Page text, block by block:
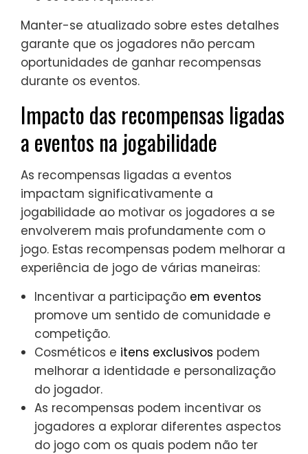
Manter-se atualizado sobre estes detalhes
garante que os jogadores não percam
oportunidades de ganhar recompensas
durante os eventos.
Impacto das recompensas ligadas
a eventos na jogabilidade
As recompensas ligadas a eventos
impactam significativamente a
jogabilidade ao motivar os jogadores a se
envolverem mais profundamente com o
jogo. Estas recompensas podem melhorar a
experiência de jogo de várias maneiras:
Incentivar a participação em eventos
promove um sentido de comunidade e
competição.
Cosméticos e itens exclusivos podem
melhorar a identidade e personalização
do jogador.
As recompensas podem incentivar os
jogadores a explorar diferentes aspectos
do jogo com os quais podem não ter